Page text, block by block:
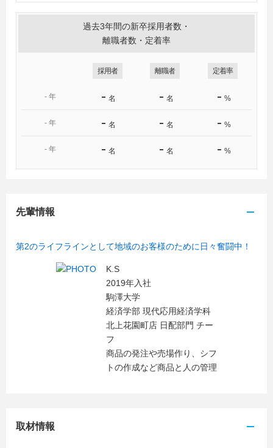
門学校
過去3年間の新卒採用者数・
離職者数・定着率
採用者 離職者 定着率
- 年 - 名 - 名 - %
- 年 - 名 - 名 - %
- 年 - 名 - 名 - %
先輩情報
第2のライフラインとして地域のお客様のために日々奮闘中！
K.S
2019年入社
駒澤大学
経済学部 現代応用経済学科
北上花園町店 日配部門 チー
フ
商品の発注や売場作り、シフ
トの作成など商品と人の管理
取材情報